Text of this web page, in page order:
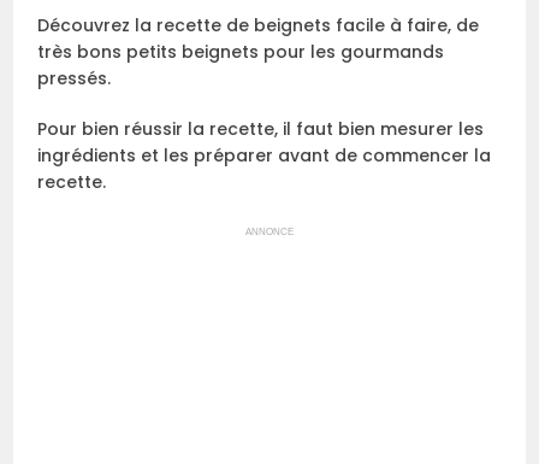
Découvrez la recette de beignets facile à faire, de
très bons petits beignets pour les gourmands
pressés.
Pour bien réussir la recette, il faut bien mesurer les
ingrédients et les préparer avant de commencer la
recette.
ANNONCE